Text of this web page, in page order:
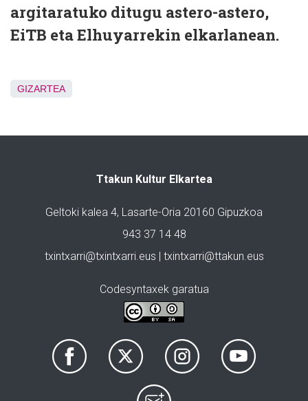
argitaratuko ditugu astero-astero,
EiTB eta Elhuyarrekin elkarlanean.
GIZARTEA
Ttakun Kultur Elkartea
Geltoki kalea 4, Lasarte-Oria 20160 Gipuzkoa
943 37 14 48
txintxarri@txintxarri.eus | txintxarri@ttakun.eus
Codesyntaxek garatua